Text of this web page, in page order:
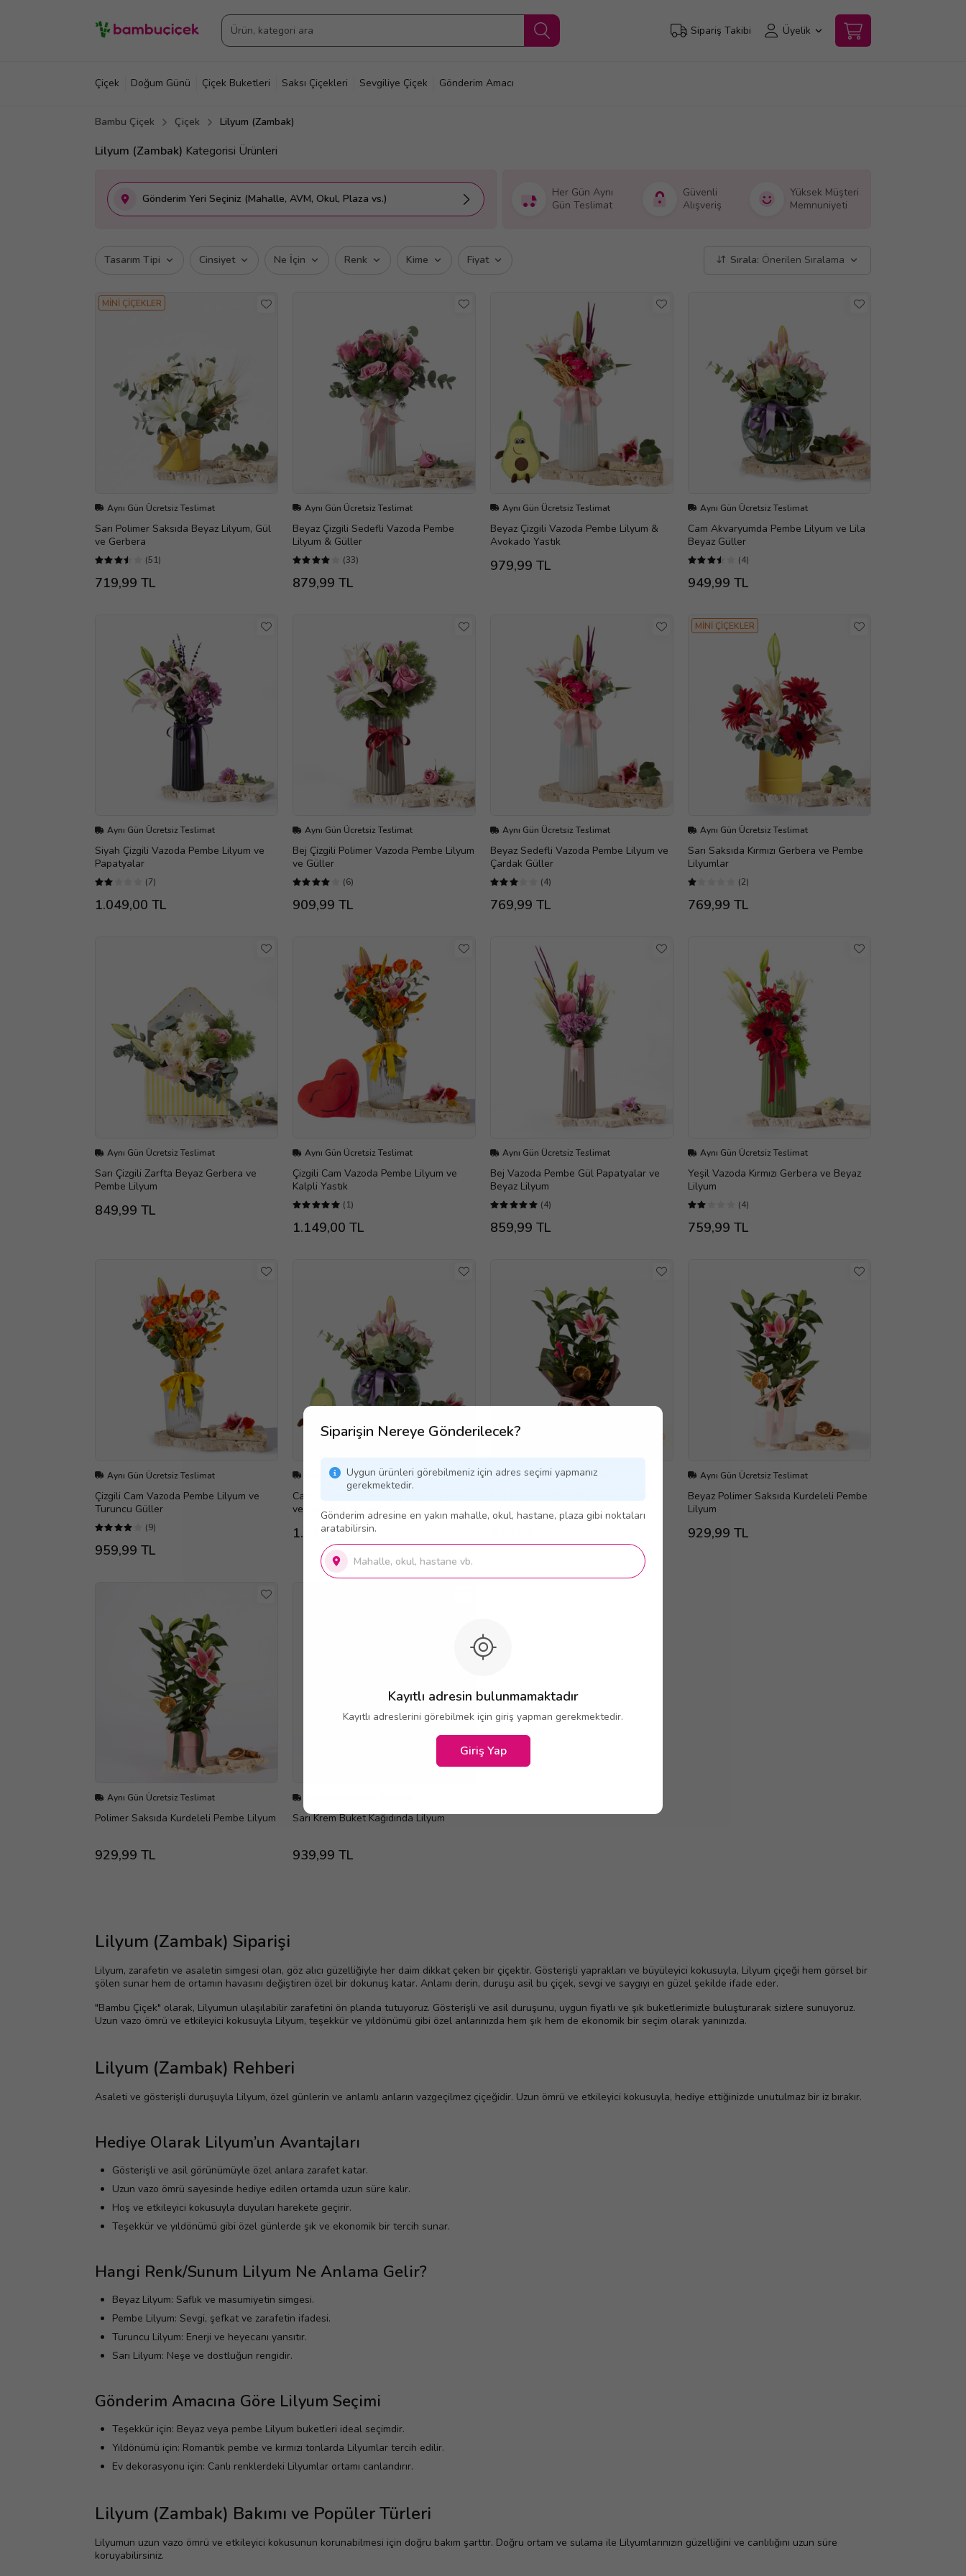
Sipariş Takibi Üyelik
Çiçek Doğum Günü Çiçek Buketleri Saksı Çiçekleri Sevgiliye Çiçek Gönderim Amacı
Bambu Çiçek Çiçek Lilyum (Zambak)
Lilyum (Zambak) Kategorisi Ürünleri
Gönderim Yeri Seçiniz (Mahalle, AVM, Okul, Plaza vs.)
Siparişin Nereye Gönderilecek?
Uygun ürünleri görebilmeniz için adres seçimi yapmanız
gerekmektedir.
Gönderim adresine en yakın mahalle, okul, hastane, plaza gibi noktaları
aratabilirsin.
Kayıtlı adresin bulunmamaktadır
Kayıtlı adreslerini görebilmek için giriş yapman gerekmektedir.
Giriş Yap
Her Gün Aynı
Gün Teslimat
Güvenli
Alışveriş
Yüksek Müşteri
Memnuniyeti
Tasarım Tipi Cinsiyet Ne İçin Renk Kime Fiyat Sırala: Önerilen Sıralama
MİNİ ÇİÇEKLER
Aynı Gün Ücretsiz Teslimat
Sarı Polimer Saksıda Beyaz Lilyum, Gül
ve Gerbera
(51)
719,99 TL
Aynı Gün Ücretsiz Teslimat
Beyaz Çizgili Sedefli Vazoda Pembe
Lilyum & Güller
(33)
879,99 TL
Aynı Gün Ücretsiz Teslimat
Beyaz Çizgili Vazoda Pembe Lilyum &
Avokado Yastık
979,99 TL
Aynı Gün Ücretsiz Teslimat
Cam Akvaryumda Pembe Lilyum ve Lila
Beyaz Güller
(4)
949,99 TL
Aynı Gün Ücretsiz Teslimat
Siyah Çizgili Vazoda Pembe Lilyum ve
Papatyalar
(7)
1.049,00 TL
Aynı Gün Ücretsiz Teslimat
Bej Çizgili Polimer Vazoda Pembe Lilyum
ve Güller
(6)
909,99 TL
Aynı Gün Ücretsiz Teslimat
Beyaz Sedefli Vazoda Pembe Lilyum ve
Çardak Güller
(4)
769,99 TL
MİNİ ÇİÇEKLER
Aynı Gün Ücretsiz Teslimat
Sarı Saksıda Kırmızı Gerbera ve Pembe
Lilyumlar
(2)
769,99 TL
Aynı Gün Ücretsiz Teslimat
Sarı Çizgili Zarfta Beyaz Gerbera ve
Pembe Lilyum
849,99 TL
Aynı Gün Ücretsiz Teslimat
Çizgili Cam Vazoda Pembe Lilyum ve
Kalpli Yastık
(1)
1.149,00 TL
Aynı Gün Ücretsiz Teslimat
Bej Vazoda Pembe Gül Papatyalar ve
Beyaz Lilyum
(4)
859,99 TL
Aynı Gün Ücretsiz Teslimat
Yeşil Vazoda Kırmızı Gerbera ve Beyaz
Lilyum
(4)
759,99 TL
Aynı Gün Ücretsiz Teslimat
Çizgili Cam Vazoda Pembe Lilyum ve
Turuncu Güller
(9)
959,99 TL
Aynı Gün Ücretsiz Teslimat
Cam Akvaryum Vazoda Pembe Lilyum
ve Avokado Yastık
1.199,00 TL
Aynı Gün Ücretsiz Teslimat Aynı Gün Ücretsiz Teslimat
Beyaz Polimer Saksıda Kurdeleli Pembe
Lilyum
929,99 TL
Aynı Gün Ücretsiz Teslimat
Polimer Saksıda Kurdeleli Pembe Lilyum
929,99 TL
Sarı Krem Buket Kağıdında Lilyum
939,99 TL
Lilyum (Zambak) Siparişi
Lilyum, zarafetin ve asaletin simgesi olan, göz alıcı güzelliğiyle her daim dikkat çeken bir çiçektir. Gösterişli yaprakları ve büyüleyici kokusuyla, Lilyum çiçeği hem görsel bir
şölen sunar hem de ortamın havasını değiştiren özel bir dokunuş katar. Anlamı derin, duruşu asil bu çiçek, sevgi ve saygıyı en güzel şekilde ifade eder.
"Bambu Çiçek" olarak, Lilyumun ulaşılabilir zarafetini ön planda tutuyoruz. Gösterişli ve asil duruşunu, uygun fiyatlı ve şık buketlerimizle buluşturarak sizlere sunuyoruz.
Uzun vazo ömrü ve etkileyici kokusuyla Lilyum, teşekkür ve yıldönümü gibi özel anlarınızda hem şık hem de ekonomik bir seçim olarak yanınızda.
Lilyum (Zambak) Rehberi
Asaleti ve gösterişli duruşuyla Lilyum, özel günlerin ve anlamlı anların vazgeçilmez çiçeğidir. Uzun ömrü ve etkileyici kokusuyla, hediye ettiğinizde unutulmaz bir iz bırakır.
Hediye Olarak Lilyum’un Avantajları
Gösterişli ve asil görünümüyle özel anlara zarafet katar.
Uzun vazo ömrü sayesinde hediye edilen ortamda uzun süre kalır.
Hoş ve etkileyici kokusuyla duyuları harekete geçirir.
Teşekkür ve yıldönümü gibi özel günlerde şık ve ekonomik bir tercih sunar.
Hangi Renk/Sunum Lilyum Ne Anlama Gelir?
Beyaz Lilyum: Saflık ve masumiyetin simgesi.
Pembe Lilyum: Sevgi, şefkat ve zarafetin ifadesi.
Turuncu Lilyum: Enerji ve heyecanı yansıtır.
Sarı Lilyum: Neşe ve dostluğun rengidir.
Gönderim Amacına Göre Lilyum Seçimi
Teşekkür için: Beyaz veya pembe Lilyum buketleri ideal seçimdir.
Yıldönümü için: Romantik pembe ve kırmızı tonlarda Lilyumlar tercih edilir.
Ev dekorasyonu için: Canlı renklerdeki Lilyumlar ortamı canlandırır.
Lilyum (Zambak) Bakımı ve Popüler Türleri
Lilyumun uzun vazo ömrü ve etkileyici kokusunun korunabilmesi için doğru bakım şarttır. Doğru ortam ve sulama ile Lilyumlarınızın güzelliğini ve canlılığını uzun süre
koruyabilirsiniz.